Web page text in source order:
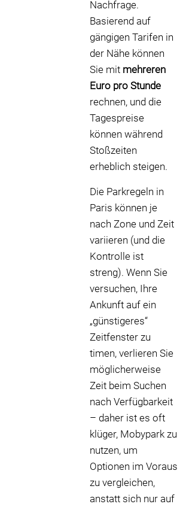
Nachfrage.
Basierend auf
gängigen Tarifen in
der Nähe können
Sie mit mehreren
Euro pro Stunde
rechnen, und die
Tagespreise
können während
Stoßzeiten
erheblich steigen.
Die Parkregeln in
Paris können je
nach Zone und Zeit
variieren (und die
Kontrolle ist
streng). Wenn Sie
versuchen, Ihre
Ankunft auf ein
„günstigeres“
Zeitfenster zu
timen, verlieren Sie
möglicherweise
Zeit beim Suchen
nach Verfügbarkeit
– daher ist es oft
klüger, Mobypark zu
nutzen, um
Optionen im Voraus
zu vergleichen,
anstatt sich nur auf